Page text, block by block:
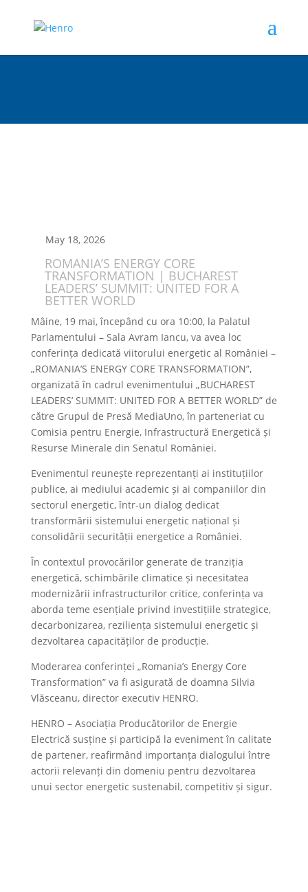
May 18, 2026
ROMANIA’S ENERGY CORE
TRANSFORMATION | BUCHAREST
LEADERS’ SUMMIT: UNITED FOR A
BETTER WORLD
Mâine, 19 mai, începând cu ora 10:00, la Palatul
Parlamentului – Sala Avram Iancu, va avea loc
conferința dedicată viitorului energetic al României –
„ROMANIA’S ENERGY CORE TRANSFORMATION”,
organizată în cadrul evenimentului „BUCHAREST
LEADERS’ SUMMIT: UNITED FOR A BETTER WORLD” de
către Grupul de Presă MediaUno, în parteneriat cu
Comisia pentru Energie, Infrastructură Energetică și
Resurse Minerale din Senatul României.
Evenimentul reunește reprezentanți ai instituțiilor
publice, ai mediului academic și ai companiilor din
sectorul energetic, într-un dialog dedicat
transformării sistemului energetic național și
consolidării securității energetice a României.
În contextul provocărilor generate de tranziția
energetică, schimbările climatice și necesitatea
modernizării infrastructurilor critice, conferința va
aborda teme esențiale privind investițiile strategice,
decarbonizarea, reziliența sistemului energetic și
dezvoltarea capacităților de producție.
Moderarea conferinței „Romania’s Energy Core
Transformation” va fi asigurată de doamna Silvia
Vlăsceanu, director executiv HENRO.
HENRO – Asociația Producătorilor de Energie
Electrică susține și participă la eveniment în calitate
de partener, reafirmând importanța dialogului între
actorii relevanți din domeniu pentru dezvoltarea
unui sector energetic sustenabil, competitiv și sigur.